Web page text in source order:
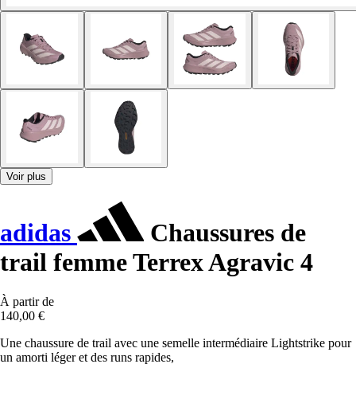
Voir plus
adidas
Chaussures de
trail femme Terrex Agravic 4
À partir de
140,00 €
Une chaussure de trail avec une semelle intermédiaire Lightstrike pour
un amorti léger et des runs rapides,